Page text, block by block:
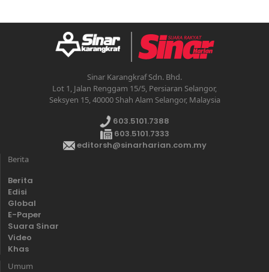
Sinar Karangkraf Sdn. Bhd.
Lot 1, Jalan Renggam 15/5, Persiaran Selangor,
Seksyen 15, 40000 Shah Alam Selangor, Malaysia
603.5101.7388
603.5101.7333
editorsh@sinarharian.com.my
Berita
Berita
Edisi
Global
E-Paper
Suara Sinar
Video
Khas
Umum